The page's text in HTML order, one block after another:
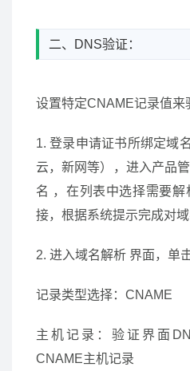
二、DNS验证：
设置特定CNAME记录值来
1. 登录申请证书所绑定域
云，新网等），进入产品
名 ，在列表中选择需要
接，根据系统提示完成对域
2. 进入域名解析 界面，单
记录类型选择：CNAME
主机记录：验证界面
CNAME主机记录